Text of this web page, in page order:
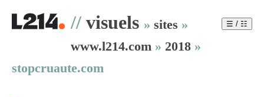
// visuels » sites »
www.l214.com » 2018 »
stopcruaute.com
☰ / ☷